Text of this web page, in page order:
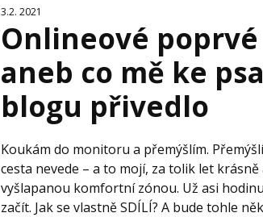
3.2. 2021
Onlineové poprvé
aneb co mě ke
blogu přivedlo
Koukám do monitoru a přemýšlím.
cesta nevede – a to mojí, za tolik let krásně
vyšlapanou komfortní zónou. Už asi
začít. Jak se vlastně SDÍLÍ? A bude tohle